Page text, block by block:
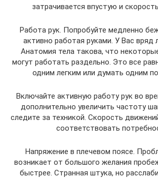
затрачивается впустую и
Работа рук. Попробуйте медленно
активно работая руками. У Вас вряд
Анатомия тела такова, что
могут работать раздельно. Это все
одним легким или думать одним
Включайте активную работу рук во
дополнительно увеличить частоту
следите за техникой. Скорость
соответствовать
Напряжение в плечевом поясе.
возникает от большого желания
быстрее. Странная штука, но